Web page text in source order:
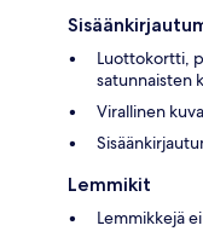
Luottokortti,
satunnaisten
Virallinen
Lemmikit
Lemmikkejä